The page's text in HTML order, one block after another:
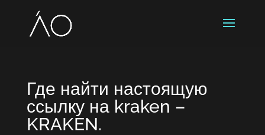
Где найти настоящую
ссылку на kraken –
KRAKEN.